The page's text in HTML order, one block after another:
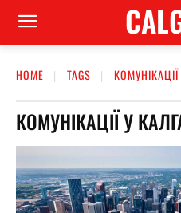
HOME TAGS
КОМУНІКАЦІЇ У